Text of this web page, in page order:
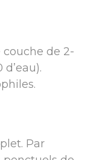
couche de 2-
Par